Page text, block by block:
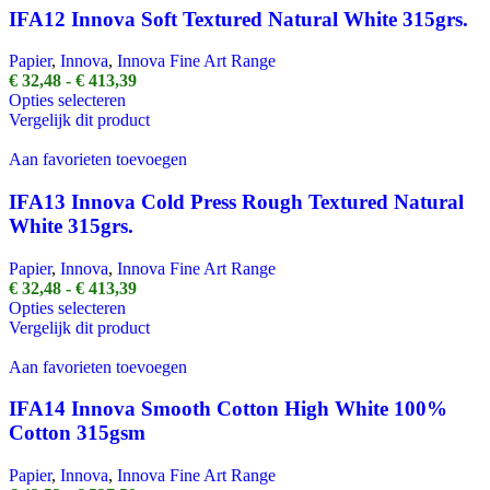
Deze
kan
gekozen
op
productpagina
IFA12 Innova Soft Textured Natural White 315grs.
Papier, Innova, Innova Fine Art Range
€ 32,48 - € 413,39Prijsklasse:
tot
Opties selecteren
product
meerdere
Deze
kan
worden
op
de
productpagina
Vergelijk dit product
Aan favorieten toevoegen
IFA13 Innova Cold Press Rough Textured Natural
White 315grs.
Papier, Innova, Innova Fine Art Range
€ 32,48 - € 413,39Prijsklasse:
tot
Opties selecteren
product
meerdere
Deze
kan
worden
Vergelijk dit product
Aan favorieten toevoegen
IFA14 Innova Smooth Cotton High White 100%
Cotton 315gsm
Papier, Innova, Innova Fine Art Range